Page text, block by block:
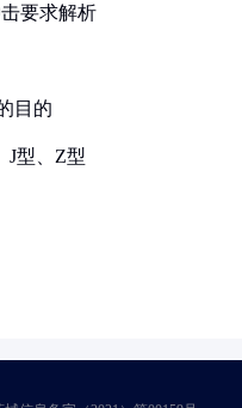
要求解析
目的
J型、Z型